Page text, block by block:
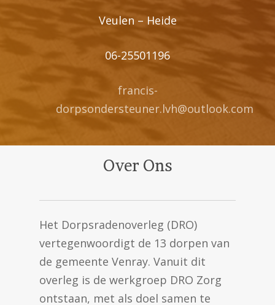
Veulen – Heide
06-25501196
francis-
dorpsondersteuner.lvh@outlook.com
Over Ons
Het Dorpsradenoverleg (DRO)
vertegenwoordigt de 13 dorpen van
de gemeente Venray. Vanuit dit
overleg is de werkgroep DRO Zorg
ontstaan, met als doel samen te